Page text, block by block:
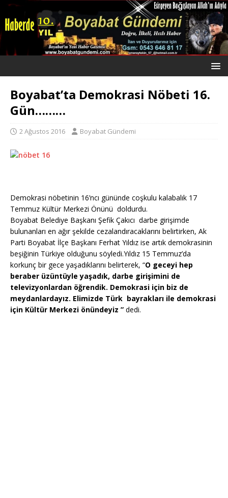
Boyabat’ta Demokrasi Nöbeti 16.
Gün………
2 Ağustos 2016 Boyabat Gündemi
Demokrasi nöbetinin 16’ncı gününde coşkulu kalabalık 17
Temmuz Kültür Merkezi Önünü doldurdu.
Boyabat Belediye Başkanı Şefik Çakıcı darbe girişimde
bulunanları en ağır şekilde cezalandıracaklarını belirtirken, Ak
Parti Boyabat İlçe Başkanı Ferhat Yıldız ise artık demokrasinin
beşiğinin Türkiye olduğunu söyledi.Yıldız 15 Temmuz’da
korkunç bir gece yaşadıklarını belirterek, “O geceyi hep
beraber üzüntüyle yaşadık, darbe girişimini de
televizyonlardan öğrendik. Demokrasi için biz de
meydanlardayız. Elimizde Türk bayrakları ile demokrasi
için Kültür Merkezi önündeyiz ” dedi.